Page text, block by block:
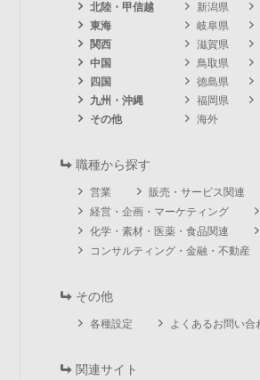
北陸・甲信越
新潟県
東海
岐阜県
関西
滋賀県
中国
鳥取県
四国
徳島県
九州・沖縄
福岡県
その他
海外
職種から探す
営業 販売・サービス関連
経営・企画・マーケティング
化学・素材・医薬・食品関連
コンサルティング・金融・不動産
その他
各種設定 よくあるお問い合
関連サイト